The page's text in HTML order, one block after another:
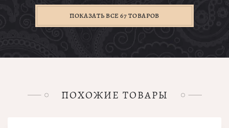
ПОКАЗАТЬ ВСЕ 67 ТОВАРОВ
ПОХОЖИЕ ТОВАРЫ